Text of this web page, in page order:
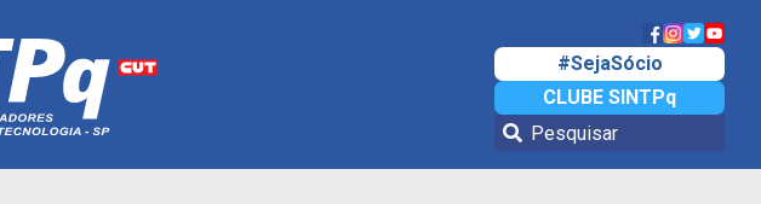
#SejaSócio
CLUBE SINTPq